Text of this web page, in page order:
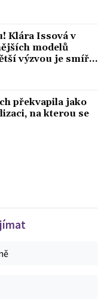
Klára Issová v
modelů
výzvou je smířit
překvapila jako